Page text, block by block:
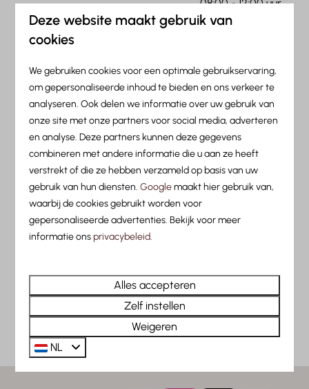
08:00 - 12:00 uur
08:00 - 12:00 uur
26 december
08:00 - 17:00 uur
1 januari
Deze website maakt gebruik van
cookies
We gebruiken cookies voor een optimale gebruikservaring,
om gepersonaliseerde inhoud te bieden en ons verkeer te
analyseren. Ook delen we informatie over uw gebruik van
onze site met onze partners voor social media, adverteren
en analyse. Deze partners kunnen deze gegevens
combineren met andere informatie die u aan ze heeft
verstrekt of die ze hebben verzameld op basis van uw
gebruik van hun diensten.Googlemaakt hier gebruik van,
waarbij de cookies gebruikt worden voor
gepersonaliseerde advertenties. Bekijk voor meer
informatie onsprivacybeleid.
Alles accepteren
Zelf instellen
Weigeren
NL